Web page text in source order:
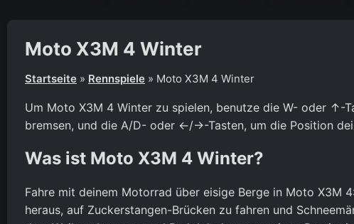
Moto X3M 4 Winter
Startseite » Rennspiele » Moto X3M 4 Winter
Um Moto X3M 4 Winter zu spielen, benutze die W- oder ↑-
bremsen, und die A/D- oder ←/→-Tasten, um die Position
Was ist Moto X3M 4 Winter?
Fahre mit deinem Motorrad über eisige Berge in Moto X3M
heraus, auf Zuckerstangen-Brücken zu fahren und